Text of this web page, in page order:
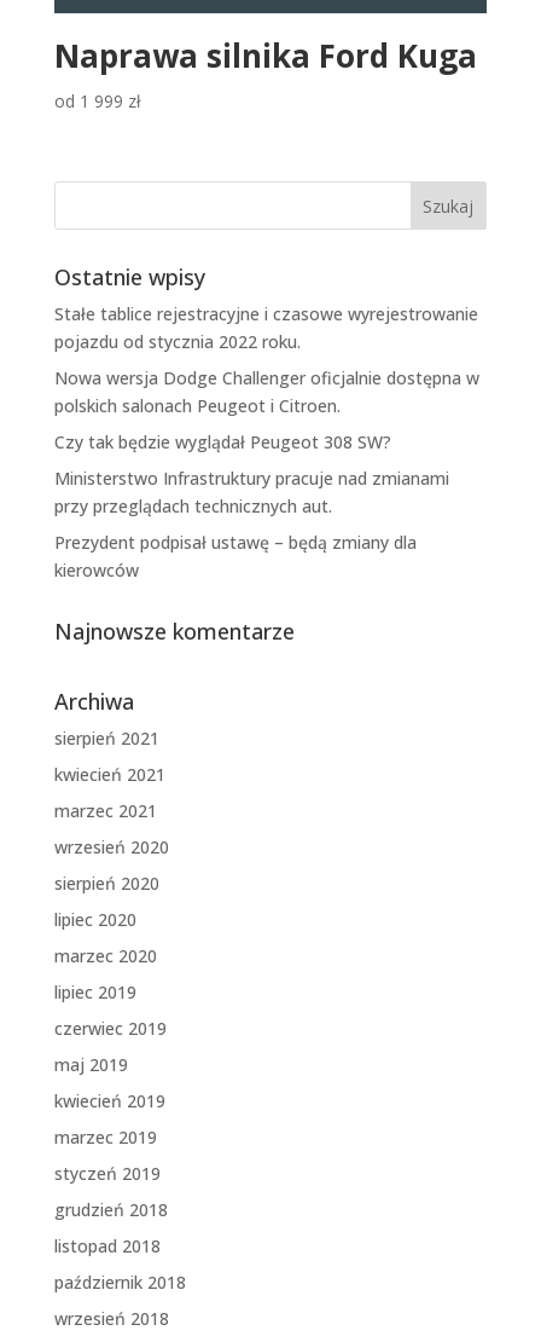
Naprawa silnika Ford Kuga
od 1 999 zł
Ostatnie wpisy
Stałe tablice rejestracyjne i czasowe wyrejestrowanie
pojazdu od stycznia 2022 roku.
Nowa wersja Dodge Challenger oficjalnie dostępna w
polskich salonach Peugeot i Citroen.
Czy tak będzie wyglądał Peugeot 308 SW?
Ministerstwo Infrastruktury pracuje nad zmianami
przy przeglądach technicznych aut.
Prezydent podpisał ustawę – będą zmiany dla
kierowców
Najnowsze komentarze
Archiwa
sierpień 2021
kwiecień 2021
marzec 2021
wrzesień 2020
sierpień 2020
lipiec 2020
marzec 2020
lipiec 2019
czerwiec 2019
maj 2019
kwiecień 2019
marzec 2019
styczeń 2019
grudzień 2018
listopad 2018
październik 2018
wrzesień 2018